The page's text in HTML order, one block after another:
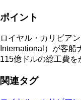
ポイント
ロイヤル・カリビア
International）が客
115億ドルの総工費を
関連タグ